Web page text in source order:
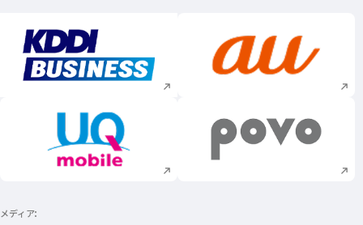
新規ウィンドウで開く 新規ウィンドウで
新規ウィンドウで開く 新規ウィンドウで
メディア